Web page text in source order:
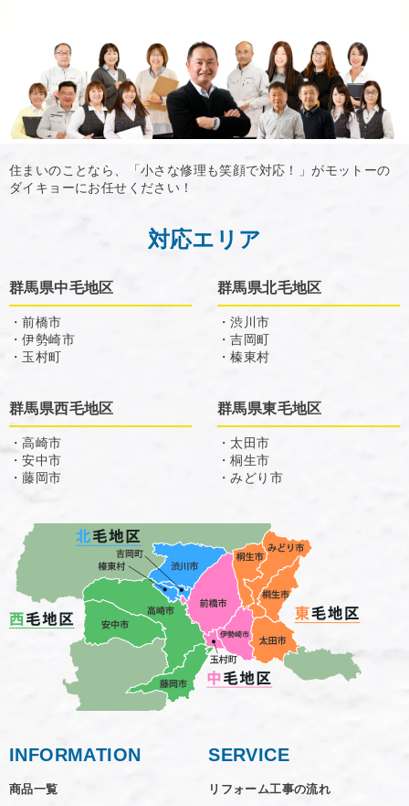
住まいのことなら、「小さな修理も笑顔で対応！」がモットーの
ダイキョーにお任せください！
対応エリア
群馬県中毛地区
・前橋市
・伊勢崎市
・玉村町
群馬県北毛地区
・渋川市
・吉岡町
・榛東村
群馬県西毛地区
・高崎市
・安中市
・藤岡市
群馬県東毛地区
・太田市
・桐生市
・みどり市
INFORMATION
商品一覧
SERVICE
リフォーム工事の流れ